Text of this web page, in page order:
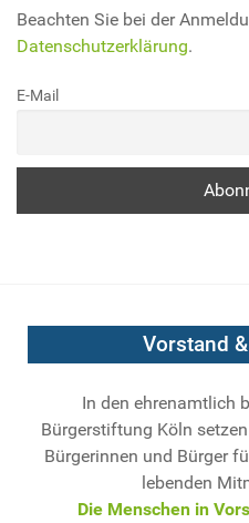
Beachten Sie bei der
Datenschutzerklärung.
E-Mail
Vorstand
In den ehrenamtlich
Bürgerstiftung Köln
Bürgerinnen und Bürger
lebenden
Die Menschen in